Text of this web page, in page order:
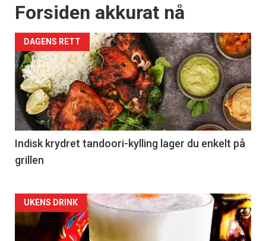
Forsiden akkurat nå
DAGENS RETT
Indisk krydret tandoori-kylling lager du enkelt på
grillen
Forsiden
akkurat
UKENS DRINK